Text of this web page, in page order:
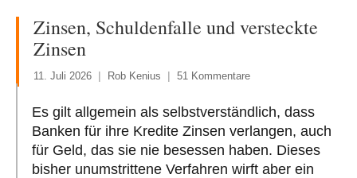
Zinsen, Schuldenfalle und versteckte
Zinsen
11. Juli 2026 Rob Kenius 51 Kommentare
Es gilt allgemein als selbstverständlich, dass
Banken für ihre Kredite Zinsen verlangen, auch
für Geld, das sie nie besessen haben. Dieses
bisher unumstrittene Verfahren wirft aber ein